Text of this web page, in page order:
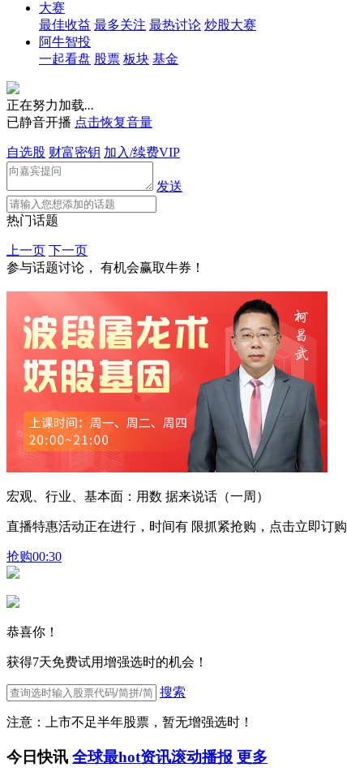
大赛
最佳收益 最多关注 最热讨论 炒股大赛
阿牛智投
一起看盘 股票 板块 基金
正在努力加载...
已静音开播 点击恢复音量
自选股 财富密钥 加入/续费VIP
发送
热门话题
上一页 下一页
参与话题讨论， 有机会赢取牛券！
宏观、行业、基本面：用数 据来说话（一周）
直播特惠活动正在进行，时间有 限抓紧抢购，点击立即订购
抢购00:30
恭喜你！
获得7天免费试用增强选时的机会！
搜索
注意：上市不足半年股票，暂无增强选时！
今日快讯 全球最hot资讯滚动播报 更多